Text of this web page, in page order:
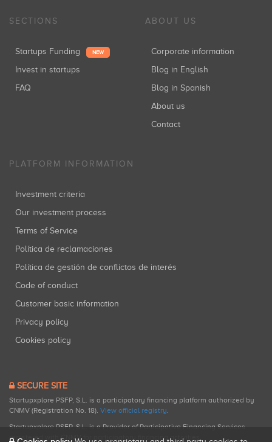
SECTIONS
Startups Funding NEW
Invest in startups
FAQ
ABOUT US
Corporate information
Blog in English
Blog in Spanish
About us
Contact
PLATFORM INFORMATION
Investment criteria
Our investment process
Terms of Service
Política de reclamaciones
Política de gestión de conflictos de interés
Code of conduct
Customer basic information
Privacy policy
Cookies policy
SECURE SITE
Startupxplore PSFP, S.L. is a participatory financing platform authorized by
CNMV (Registration No. 18). View official registry.
Startupxplore PSFP, S.L. is a Provider of Participative Financing Services
registered with CNMV for participatory financing activities.